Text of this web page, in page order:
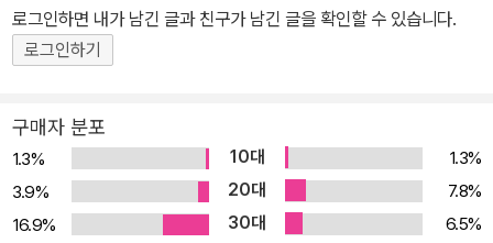
품은, 신기할 만큼 단숨에 읽힌다. Bravo! Mr. Biswas’s Life! 자정
에, 거꾸로, 육손이로 태어난 불길한 아이 모헌 비스와스. 영국령 트리
를 한다. 그런데 아뿔싸, 엉겁결에 한 결혼조차 봉건적 집단 문화를 따
르는 집안과 하면서 처갓집의 대저택에서 가족을 위한 방 한 칸도 없
이 복닥거리며 사는데…… 비스와스 씨는 없는 돈을 긁어모아 좁고 허
름할지언정 자신의 가족만을 위한 집을 짓기로 한다. 그러나 자기 집
로그인하면 내가 남긴 글과 친구가 남긴 글을 확인할 수 있습니다.
로그인하기
구매자 분포
1.3% 10대
1.3%
3.9%
20대
7.8%
16.9%
30대
6.5%